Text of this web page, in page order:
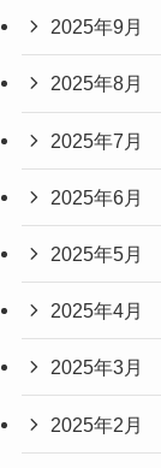
2025年9月
2025年8月
2025年7月
2025年6月
2025年5月
2025年4月
2025年3月
2025年2月